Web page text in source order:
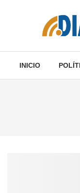
INICIO